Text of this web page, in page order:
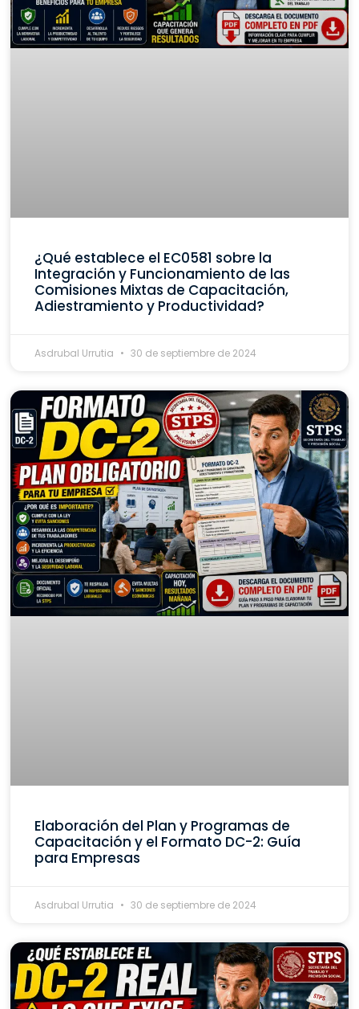
¿Qué establece el EC0581 sobre la
Integración y Funcionamiento de las
Comisiones Mixtas de Capacitación,
Adiestramiento y Productividad?
Asdrubal Urrutia 30 de septiembre de 2024
Elaboración del Plan y Programas de
Capacitación y el Formato DC-2: Guía
para Empresas
Asdrubal Urrutia 30 de septiembre de 2024